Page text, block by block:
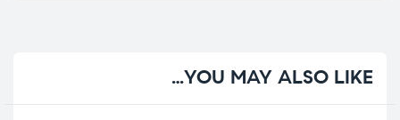
YOU MAY ALSO LIKE…